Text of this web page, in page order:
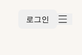
로그인